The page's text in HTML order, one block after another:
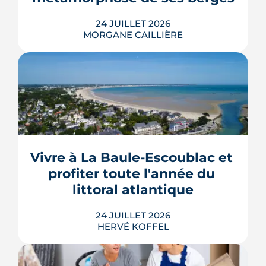
24 JUILLET 2026
MORGANE CAILLIÈRE
Le projet de la ZAC Pirmil-Les Isles
déploie 3 300 logements neufs entre
Rezé et Nantes, dont 55 % attribués au
en Bail Réel Solidaire.
LIRE L'ARTICLE
Vivre à La Baule-Escoublac et
profiter toute l'année du
littoral atlantique
24 JUILLET 2026
HERVÉ KOFFEL